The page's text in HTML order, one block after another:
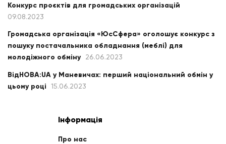
Конкурс проєктів для громадських організацій
09.08.2023
Громадська організація «ЮсСфера» оголошує конкурс з
пошуку постачальника обладнання (меблі) для
молодіжного обміну
26.06.2023
ВідНОВА:UA у Маневичах: перший національний обмін у
цьому році
15.06.2023
Інформація
Про нас